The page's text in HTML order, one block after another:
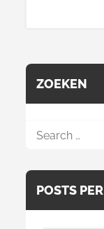
ZOEKEN
Search
POSTS